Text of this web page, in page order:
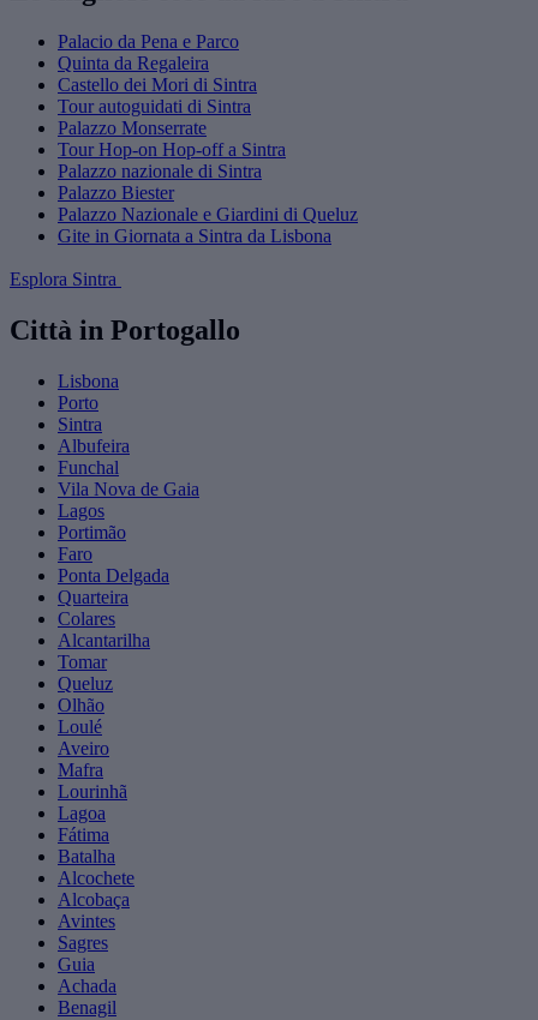
Palacio da Pena e Parco
Quinta da Regaleira
Castello dei Mori di Sintra
Tour autoguidati di Sintra
Palazzo Monserrate
Tour Hop-on Hop-off a Sintra
Palazzo nazionale di Sintra
Palazzo Biester
Palazzo Nazionale e Giardini di Queluz
Gite in Giornata a Sintra da Lisbona
Esplora Sintra
Città in Portogallo
Lisbona
Porto
Sintra
Albufeira
Funchal
Vila Nova de Gaia
Lagos
Portimão
Faro
Ponta Delgada
Quarteira
Colares
Alcantarilha
Tomar
Queluz
Olhão
Loulé
Aveiro
Mafra
Lourinhã
Lagoa
Fátima
Batalha
Alcochete
Alcobaça
Avintes
Sagres
Guia
Achada
Benagil